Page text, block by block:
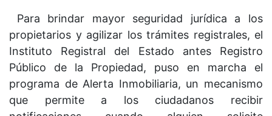
Para brindar mayor seguridad jurídica a los
propietarios y agilizar los trámites registrales, el
Instituto Registral del Estado antes Registro
Público de la Propiedad, puso en marcha el
programa de Alerta Inmobiliaria, un mecanismo
que permite a los ciudadanos recibir